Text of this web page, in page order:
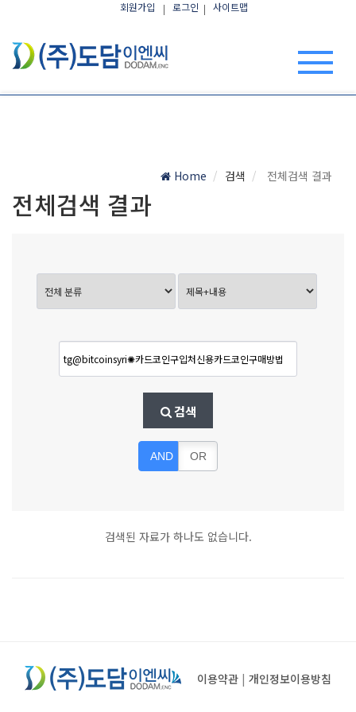
회원가입 로그인 사이트맵
Home 검색 전체검색 결과
전체검색 결과
검색
AND OR
검색된 자료가 하나도 없습니다.
이용약관 | 개인정보이용방침